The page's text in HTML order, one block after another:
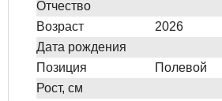
Отчество
Возраст
2026
Дата рождения
Позиция
Полевой
Рост, см